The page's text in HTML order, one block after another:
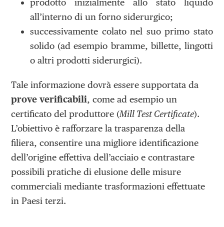
prodotto inizialmente allo stato liquido
all’interno di un forno siderurgico;
successivamente colato nel suo primo stato
solido (ad esempio bramme, billette, lingotti
o altri prodotti siderurgici).
Tale informazione dovrà essere supportata da
prove verificabili, come ad esempio un
certificato del produttore (Mill Test Certificate).
L’obiettivo è rafforzare la trasparenza della
filiera, consentire una migliore identificazione
dell’origine effettiva dell’acciaio e contrastare
possibili pratiche di elusione delle misure
commerciali mediante trasformazioni effettuate
in Paesi terzi.